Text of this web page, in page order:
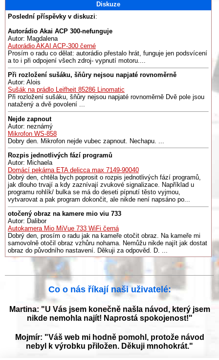
Diskuze
Poslední příspěvky v diskuzi:
Autorádio Akai ACP 300-nefunguje
Autor: Magdalena
Autorádio AKAI ACP-300 černé
Prosím o radu co dělat: autorádio přestalo hrát, funguje jen podsvícení
a to i při odpojení všech zdroj- vypnutí motoru....
Při rozložení sušáku, šňůry nejsou napjaté rovnoměrně
Autor: Alois
Sušák na prádlo Leifheit 85286 Linomatic
Při rozložení sušáku, šňůry nejsou napjaté rovnoměrně Dvě pole jsou
natažený a dvě povolení ...
Nejde zapnout
Autor: neznámý
Mikrofon WS-858
Dobry den. Mikrofon nejde vubec zapnout. Nechapu. ...
Rozpis jednotlivých fází programů
Autor: Michaela
Domácí pekárna ETA delicca max 7149-90040
Dobrý den, chtěla bych poprosit o rozpis jednotlivých fází programů,
jak dlouho trvají a kdy zaznívají zvukové signalizace. Například u
programu rohlík/ bulka se má do deseti pípnutí těsto vyjmou,
vytvarovat a pak program dokončit, ale nikde není napsáno po...
otočený obraz na kamere mio viu 733
Autor: Dalibor
Autokamera Mio MiVue 733 WiFi černá
Dobrý den, prosím o radu jak na kameře otočit obraz. Na kameře mi
samovolně otočil obraz vzhůru nohama. Nemůžu nikde najít jak dostat
obraz do původního nastavení. Děkuji za odpověd. D. ...
Co o nás říkají naši uživatelé:
Martina: "U Vás jsem konečně našla návod, který jsem
nikde nemohla najít! Naprostá spokojenost!"
Mojmír: "Váš web mi hodně pomohl, protože návod
nebyl k výrobku přiložen. Děkuji mnohokrát."